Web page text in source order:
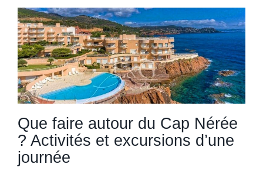
Que faire autour du Cap Nérée
? Activités et excursions d’une
journée